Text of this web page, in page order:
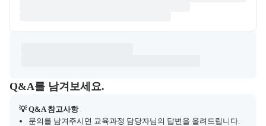
Q&A
캠프 관련 질문과 답변 목록을 확인하고, 질문을 작성할 수 있다.
Q&A를 남겨보세요.
💡 Q&A 참고사항
문의를 남겨주시면 교육과정 담당자님의 답변을 올려드립니다.